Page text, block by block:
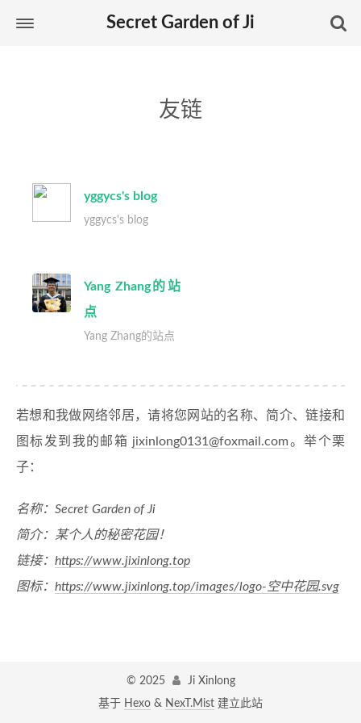
Secret Garden of Ji
友链
yggycs's blog
yggycs's blog
Yang Zhang的站
点
Yang Zhang的站点
若想和我做网络邻居，请将您网站的名称、简介、链接和
图标发到我的邮箱 jixinlong0131@foxmail.com。举个栗
子：
名称：Secret Garden of Ji
简介：某个人的秘密花园！
链接： https://www.jixinlong.top
图标： https://www.jixinlong.top/images/logo-空中花园.svg
© 2025
Ji Xinlong
基于 Hexo & NexT.Mist 建立此站